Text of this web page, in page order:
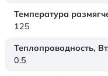
Температура
125
Теплопроводность,
0.5